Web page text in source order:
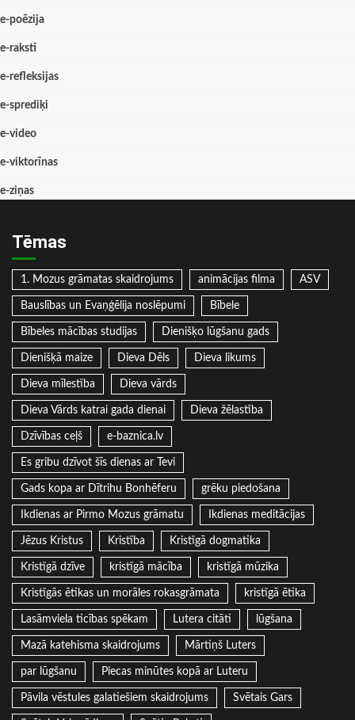
e-poēzija
e-raksti
e-refleksijas
e-sprediķi
e-video
e-viktorīnas
e-ziņas
Tēmas
1. Mozus grāmatas skaidrojums animācijas filma ASV
Bauslības un Evaņģēlija noslēpumi Bībele
Bībeles mācības studijas Dienišķo lūgšanu gads
Dienišķā maize Dieva Dēls Dieva likums
Dieva mīlestība Dieva vārds
Dieva Vārds katrai gada dienai Dieva žēlastība
Dzīvības ceļš e-baznica.lv
Es gribu dzīvot šīs dienas ar Tevi
Gads kopa ar Dītrihu Bonhēferu grēku piedošana
Ikdienas ar Pirmo Mozus grāmatu Ikdienas meditācijas
Jēzus Kristus Kristība Kristīgā dogmatika
Kristīgā dzīve kristīgā mācība kristīgā mūzika
Kristīgās ētikas un morāles rokasgrāmata kristīgā ētika
Lasāmviela ticības spēkam Lutera citāti lūgšana
Mazā katehisma skaidrojums Mārtiņš Luters
par lūgšanu Piecas minūtes kopā ar Luteru
Pāvila vēstules galatiešiem skaidrojums Svētais Gars